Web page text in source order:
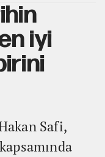
iyi
Safi,